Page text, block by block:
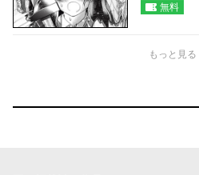
無料
もっと見る